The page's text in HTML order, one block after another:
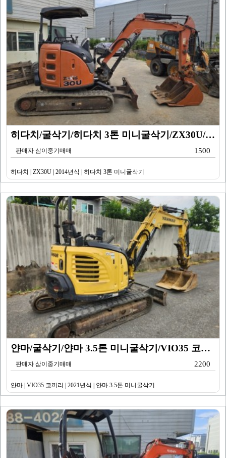
히다치/굴삭기/히다치 3톤 미니굴삭기/ZX30U/201…
판매자 삼이중기매매 1500
히다치 | ZX30U | 2014년식 | 히다치 3톤 미니굴삭기
얀마/굴삭기/얀마 3.5톤 미니굴삭기/VIO35 코끼리…
판매자 삼이중기매매 2200
얀마 | VIO35 코끼리 | 2021년식 | 얀마 3.5톤 미니굴삭기